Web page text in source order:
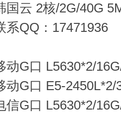
国云 2核/2G/40G
系QQ：17471936
动G口 L5630*2/
动G口 E5-
信G口 L5630*2/